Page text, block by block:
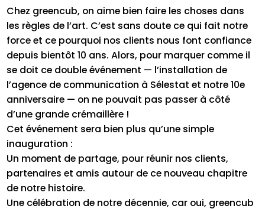
Chez greencub, on aime bien faire les choses dans
les règles de l’art. C’est sans doute ce qui fait notre
force et ce pourquoi nos clients nous font confiance
depuis bientôt 10 ans. Alors, pour marquer comme il
se doit ce double événement — l’installation de
l’agence de communication à Sélestat et notre 10e
anniversaire — on ne pouvait pas passer à côté
d’une grande crémaillère !
Cet événement sera bien plus qu’une simple
inauguration :
Un moment de partage, pour réunir nos clients,
partenaires et amis autour de ce nouveau chapitre
de notre histoire.
Une célébration de notre décennie, car oui, greencub